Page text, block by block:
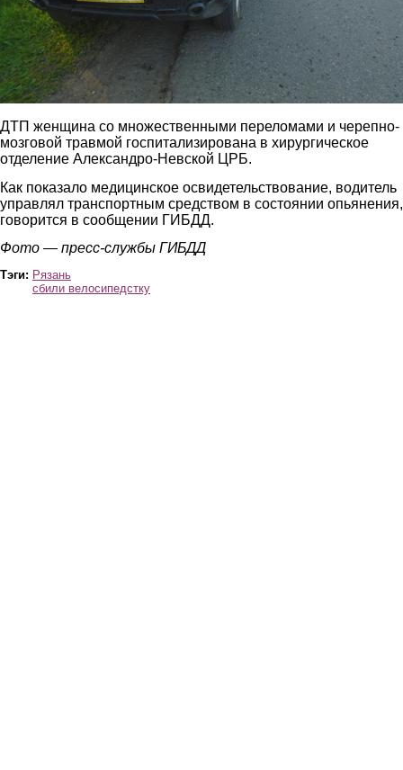
ДТП женщина со множественными переломами и черепно-
мозговой травмой госпитализирована в хирургическое
отделение Александро-Невской ЦРБ.
Как показало медицинское освидетельствование, водитель
управлял транспортным средством в состоянии опьянения,
говорится в сообщении ГИБДД.
Фото — пресс-службы ГИБДД
Тэги: Рязань
сбили велосипедстку